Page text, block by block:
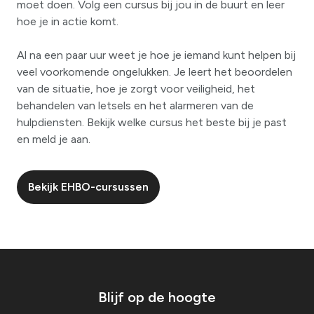
moet doen. Volg een cursus bij jou in de buurt en leer
hoe je in actie komt.
Al na een paar uur weet je hoe je iemand kunt helpen bij
veel voorkomende ongelukken. Je leert het beoordelen
van de situatie, hoe je zorgt voor veiligheid, het
behandelen van letsels en het alarmeren van de
hulpdiensten. Bekijk welke cursus het beste bij je past
en meld je aan.
Bekijk EHBO-cursussen
Blijf op de hoogte